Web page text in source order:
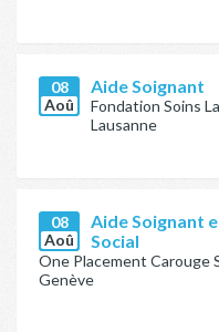
08
Aoû
Aide Soignant
Fondation Soins
Lausanne
08
Aoû
Aide Soignant
Social
One Placement Carouge
Genève